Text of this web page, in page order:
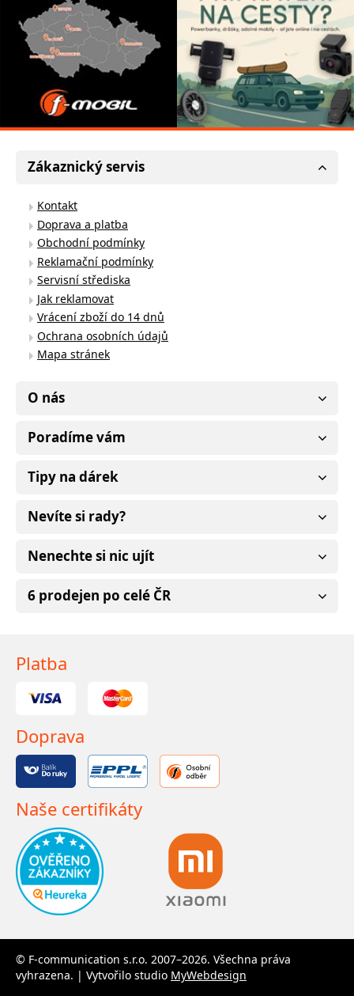
Zákaznický servis
Kontakt
Doprava a platba
Obchodní podmínky
Reklamační podmínky
Servisní střediska
Jak reklamovat
Vrácení zboží do 14 dnů
Ochrana osobních údajů
Mapa stránek
O nás
Poradíme vám
Tipy na dárek
Nevíte si rady?
Nenechte si nic ujít
6 prodejen po celé ČR
Platba
Doprava
Naše certifikáty
© F-communication s.r.o. 2007–2026. Všechna práva
vyhrazena. | Vytvořilo studio MyWebdesign